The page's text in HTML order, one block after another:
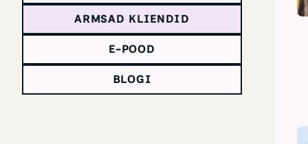
ARMSAD KLIENDID
E-POOD
BLOGI